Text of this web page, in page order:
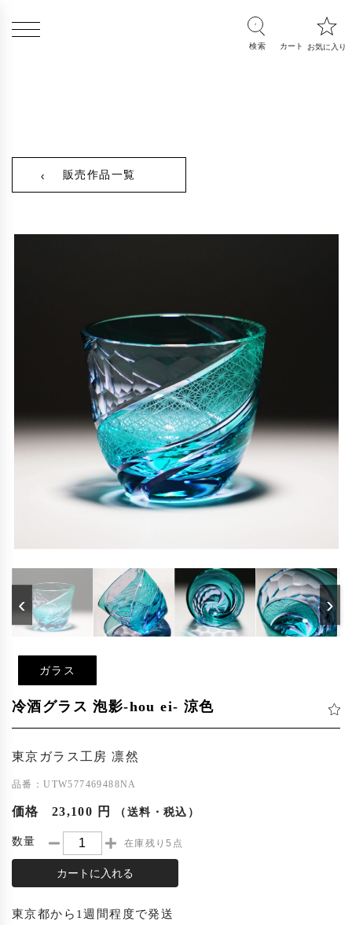
販売作品一覧
‹ ›
ガラス
冷酒グラス 泡影-hou ei- 涼色
東京ガラス工房 凛然
品番：UTW577469488NA
価格 23,100 円 （送料・税込）
数量 在庫残り5点
カートに入れる
東京都から 1週間程度で発送